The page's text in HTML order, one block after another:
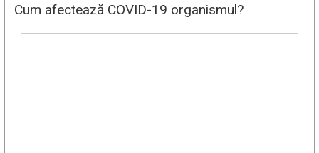
Cum afectează COVID-19 organismul?